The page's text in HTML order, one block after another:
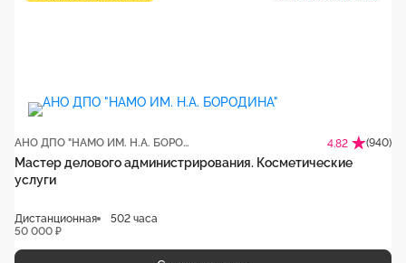
АНО ДПО "НАМО ИМ. Н.А. БОРОДИНА" 4.82 (940)
Мастер делового администрирования. Косметические
услуги
Дистанционная
502 часа
50 000 ₽